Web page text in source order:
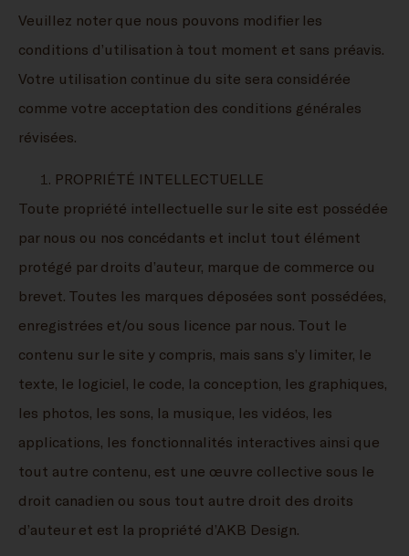
Veuillez noter que nous pouvons modifier les
conditions d’utilisation à tout moment et sans préavis.
Votre utilisation continue du site sera considérée
comme votre acceptation des conditions générales
révisées.
PROPRIÉTÉ INTELLECTUELLE
Toute propriété intellectuelle sur le site est possédée
par nous ou nos concédants et inclut tout élément
protégé par droits d’auteur, marque de commerce ou
brevet. Toutes les marques déposées sont possédées,
enregistrées et/ou sous licence par nous. Tout le
contenu sur le site y compris, mais sans s’y limiter, le
texte, le logiciel, le code, la conception, les graphiques,
les photos, les sons, la musique, les vidéos, les
applications, les fonctionnalités interactives ainsi que
tout autre contenu, est une œuvre collective sous le
droit canadien ou sous tout autre droit des droits
d’auteur et est la propriété d’AKB Design.